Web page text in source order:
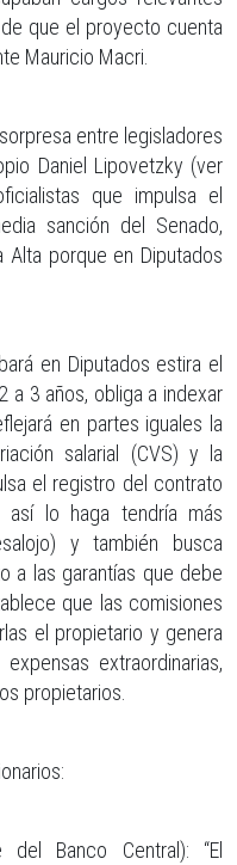
que el proyecto cuenta
Mauricio Macri.
entre legisladores
Daniel Lipovetzky (ver
que impulsa el
sanción del Senado,
Alta porque en Diputados
en Diputados estira el
a 3 años, obliga a indexar
en partes iguales la
salarial (CVS) y la
el registro del contrato
lo haga tendría más
y también busca
a las garantías que debe
que las comisiones
el propietario y genera
extraordinarias,
propietarios.
Banco Central): “El